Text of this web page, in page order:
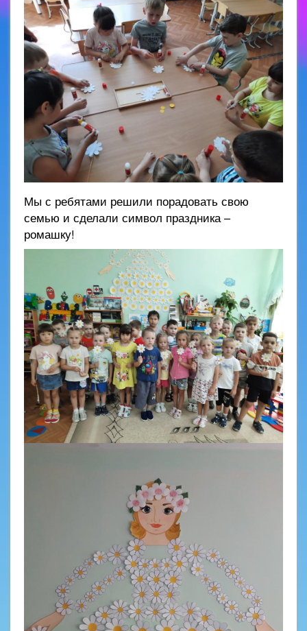
Мы с ребятами решили порадовать свою
семью и сделали символ праздника –
ромашку!